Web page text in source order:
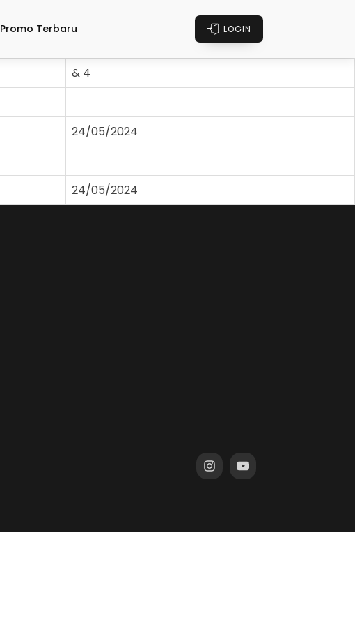
Promo Terbaru LOGIN
& 4
24/05/2024
24/05/2024